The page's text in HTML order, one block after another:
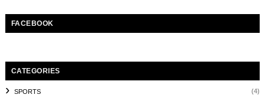
FACEBOOK
CATEGORIES
SPORTS (4)